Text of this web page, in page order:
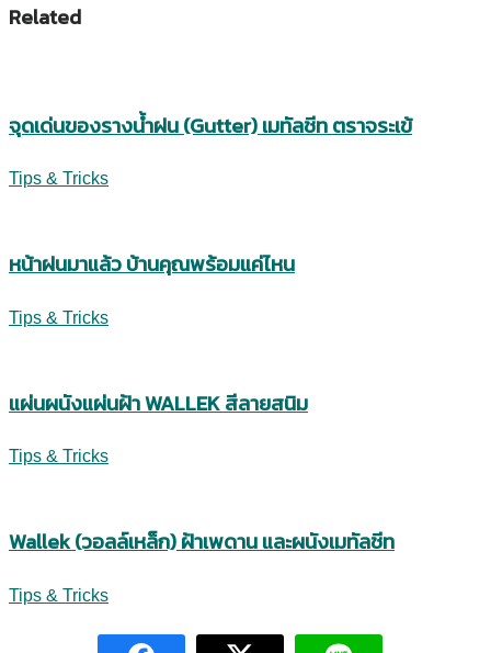
Related
จุดเด่นของรางน้ำฝน (Gutter) เมทัลชีท ตราจระเข้
Tips & Tricks
หน้าฝนมาแล้ว บ้านคุณพร้อมแค่ไหน
Tips & Tricks
แผ่นผนังแผ่นฝ้า WALLEK สีลายสนิม
Tips & Tricks
Wallek (วอลล์เหล็ก) ฝ้าเพดาน และผนังเมทัลชีท
Tips & Tricks